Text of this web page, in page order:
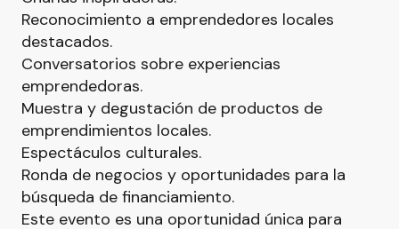
Reconocimiento a emprendedores locales
destacados.
Conversatorios sobre experiencias
emprendedoras.
Muestra y degustación de productos de
emprendimientos locales.
Espectáculos culturales.
Ronda de negocios y oportunidades para la
búsqueda de financiamiento.
Este evento es una oportunidad única para